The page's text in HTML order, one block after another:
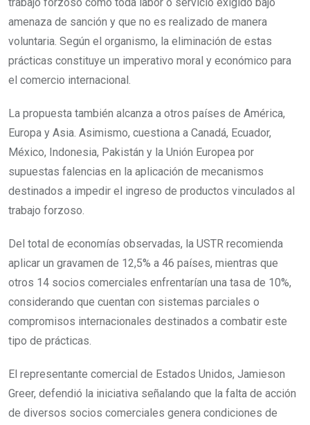
amenaza de sanción y que no es realizado de manera
voluntaria. Según el organismo, la eliminación de estas
prácticas constituye un imperativo moral y económico para
el comercio internacional.
La propuesta también alcanza a otros países de América,
Europa y Asia. Asimismo, cuestiona a Canadá, Ecuador,
México, Indonesia, Pakistán y la Unión Europea por
supuestas falencias en la aplicación de mecanismos
destinados a impedir el ingreso de productos vinculados al
trabajo forzoso.
Del total de economías observadas, la USTR recomienda
aplicar un gravamen de 12,5% a 46 países, mientras que
otros 14 socios comerciales enfrentarían una tasa de 10%,
considerando que cuentan con sistemas parciales o
compromisos internacionales destinados a combatir este
tipo de prácticas.
El representante comercial de Estados Unidos, Jamieson
Greer, defendió la iniciativa señalando que la falta de acción
de diversos socios comerciales genera condiciones de